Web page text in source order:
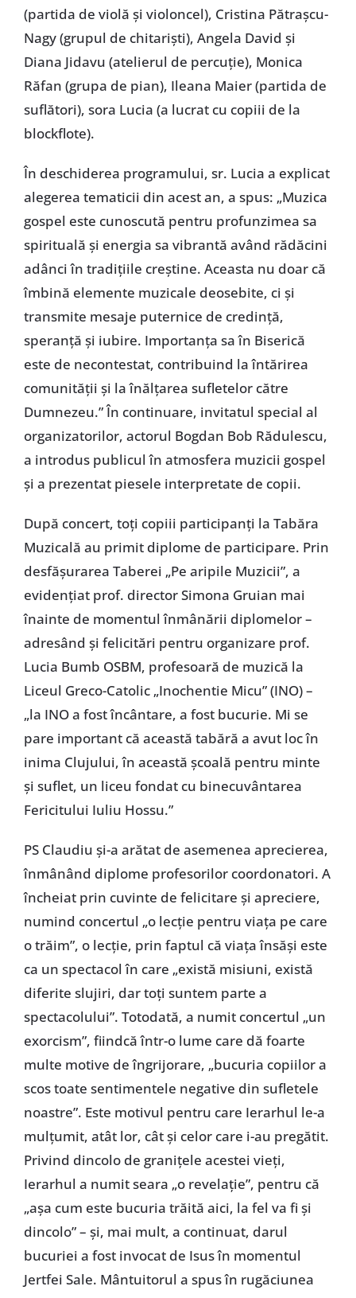
(partida de violă și violoncel), Cristina Pătrașcu-
Nagy (grupul de chitariști), Angela David și
Diana Jidavu (atelierul de percuție), Monica
Răfan (grupa de pian), Ileana Maier (partida de
suflători), sora Lucia (a lucrat cu copiii de la
blockflote).
În deschiderea programului, sr. Lucia a explicat
alegerea tematicii din acest an, a spus: „Muzica
gospel este cunoscută pentru profunzimea sa
spirituală și energia sa vibrantă având rădăcini
adânci în tradițiile creștine. Aceasta nu doar că
îmbină elemente muzicale deosebite, ci și
transmite mesaje puternice de credință,
speranță și iubire. Importanța sa în Biserică
este de necontestat, contribuind la întărirea
comunității și la înălțarea sufletelor către
Dumnezeu.” În continuare, invitatul special al
organizatorilor, actorul Bogdan Bob Rădulescu,
a introdus publicul în atmosfera muzicii gospel
și a prezentat piesele interpretate de copii.
După concert, toți copiii participanți la Tabăra
Muzicală au primit diplome de participare. Prin
desfășurarea Taberei „Pe aripile Muzicii”, a
evidențiat prof. director Simona Gruian mai
înainte de momentul înmânării diplomelor –
adresând și felicitări pentru organizare prof.
Lucia Bumb OSBM, profesoară de muzică la
Liceul Greco-Catolic „Inochentie Micu” (INO) –
„la INO a fost încântare, a fost bucurie. Mi se
pare important că această tabără a avut loc în
inima Clujului, în această școală pentru minte
și suflet, un liceu fondat cu binecuvântarea
Fericitului Iuliu Hossu.”
PS Claudiu și-a arătat de asemenea aprecierea,
înmânând diplome profesorilor coordonatori. A
încheiat prin cuvinte de felicitare și apreciere,
numind concertul „o lecție pentru viața pe care
o trăim”, o lecție, prin faptul că viața însăși este
ca un spectacol în care „există misiuni, există
diferite slujiri, dar toți suntem parte a
spectacolului”. Totodată, a numit concertul „un
exorcism”, fiindcă într-o lume care dă foarte
multe motive de îngrijorare, „bucuria copiilor a
scos toate sentimentele negative din sufletele
noastre”. Este motivul pentru care Ierarhul le-a
mulțumit, atât lor, cât și celor care i-au pregătit.
Privind dincolo de granițele acestei vieți,
Ierarhul a numit seara „o revelație”, pentru că
„așa cum este bucuria trăită aici, la fel va fi și
dincolo” – și, mai mult, a continuat, darul
bucuriei a fost invocat de Isus în momentul
Jertfei Sale. Mântuitorul a spus în rugăciunea